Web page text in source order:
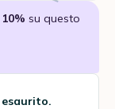
su questo